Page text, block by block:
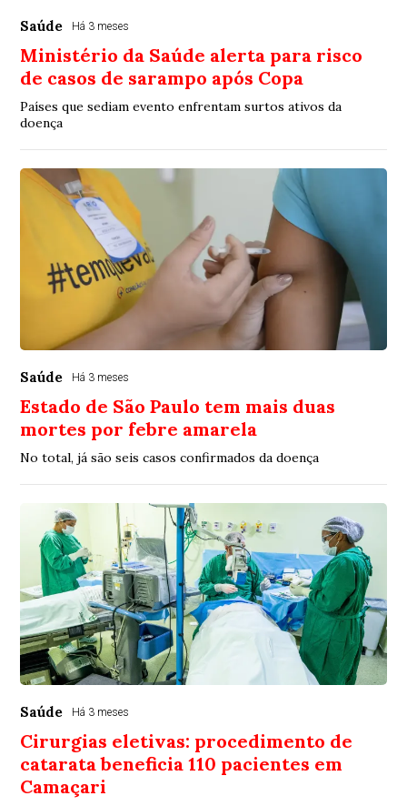
Saúde Há 3 meses
Ministério da Saúde alerta para risco
de casos de sarampo após Copa
Países que sediam evento enfrentam surtos ativos da
doença
Saúde Há 3 meses
Estado de São Paulo tem mais duas
mortes por febre amarela
No total, já são seis casos confirmados da doença
Saúde Há 3 meses
Cirurgias eletivas: procedimento de
catarata beneficia 110 pacientes em
Camaçari